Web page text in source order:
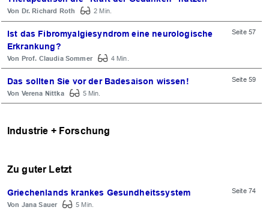
Dr. Richard Roth 2 Min.
Ist das Fibromyalgiesyndrom eine neurologische
Erkrankung?
Seite 57
Prof. Claudia Sommer 4 Min.
Das sollten Sie vor der Badesaison wissen! Seite 59
Verena Nittka 5 Min.
Industrie + Forschung
Zu guter Letzt
Griechenlands krankes Gesundheitssystem Seite 74
Jana Sauer 5 Min.